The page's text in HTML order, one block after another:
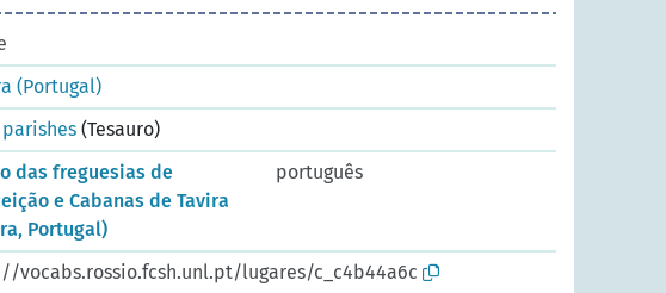
(Portugal)
(Tesauro)
das freguesias de
e Cabanas de Tavira
Portugal)
português
vocabs.rossio.fcsh.unl.pt/lugares/c_c4b44a6c